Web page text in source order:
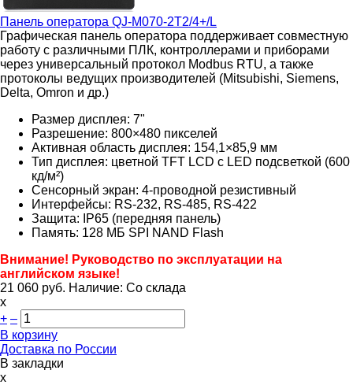
Панель оператора QJ-M070-2T2/4+/L
Графическая панель оператора поддерживает совместную
работу с различными ПЛК, контроллерами и приборами
через универсальный протокол Modbus RTU, а также
протоколы ведущих производителей (Mitsubishi, Siemens,
Delta, Omron и др.)
Размер дисплея: 7"
Разрешение: 800×480 пикселей
Активная область дисплея: 154,1×85,9 мм
Тип дисплея: цветной TFT LCD с LED подсветкой (600
кд/м²)
Сенсорный экран: 4-проводной резистивный
Интерфейсы: RS-232, RS-485, RS-422
Защита: IP65 (передняя панель)
Память: 128 МБ SPI NAND Flash
Внимание! Руководство по эксплуатации на
английском языке!
21 060 руб. Наличие: Со склада
х
+ –
В корзину
Доставка по России
В закладки
x